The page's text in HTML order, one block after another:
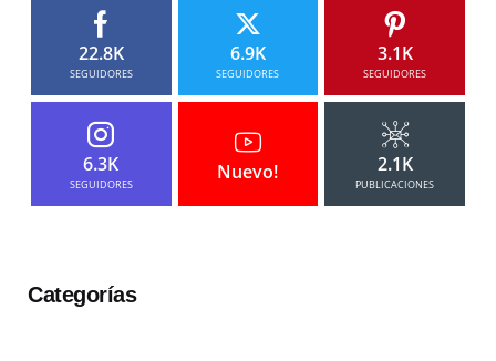
22.8K
SEGUIDORES
6.9K
SEGUIDORES
3.1K
SEGUIDORES
6.3K
SEGUIDORES
Nuevo! 2.1K
PUBLICACIONES
Categorías